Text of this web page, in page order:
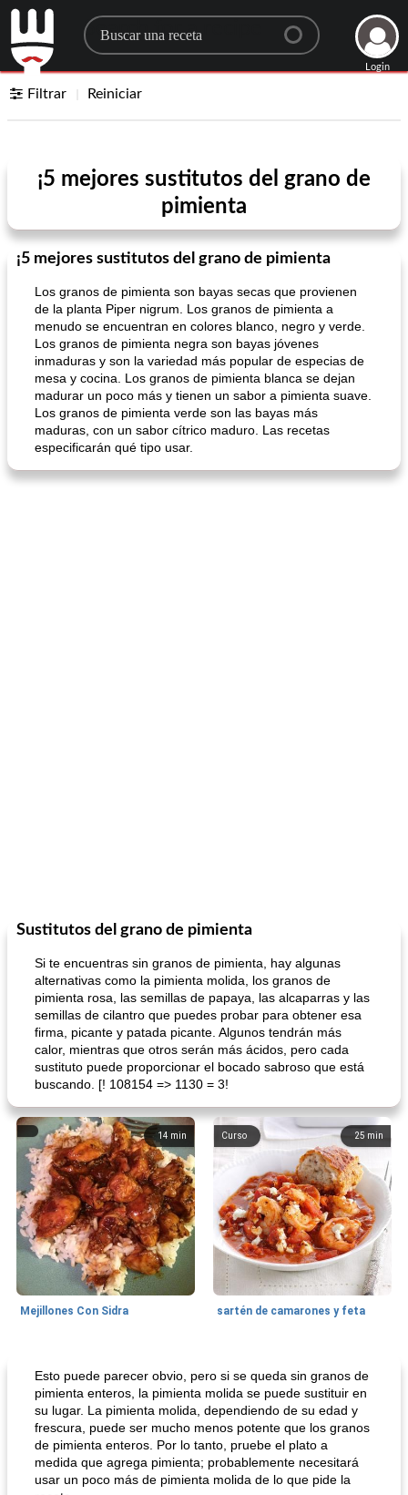
Search for a recipe
Login
Filtrar Reiniciar
¡5 mejores sustitutos del grano de
pimienta
¡5 mejores sustitutos del grano de pimienta
Los granos de pimienta son bayas secas que provienen
de la planta Piper nigrum. Los granos de pimienta a
menudo se encuentran en colores blanco, negro y verde.
Los granos de pimienta negra son bayas jóvenes
inmaduras y son la variedad más popular de especias de
mesa y cocina. Los granos de pimienta blanca se dejan
madurar un poco más y tienen un sabor a pimienta suave.
Los granos de pimienta verde son las bayas más
maduras, con un sabor cítrico maduro. Las recetas
especificarán qué tipo usar.
Sustitutos del grano de pimienta
Si te encuentras sin granos de pimienta, hay algunas
alternativas como la pimienta molida, los granos de
pimienta rosa, las semillas de papaya, las alcaparras y las
semillas de cilantro que puedes probar para obtener esa
firma, picante y patada picante. Algunos tendrán más
calor, mientras que otros serán más ácidos, pero cada
sustituto puede proporcionar el bocado sabroso que está
buscando. [! 108154 => 1130 = 3!
14 min
Mejillones Con Sidra
25 min
Curso
sartén de camarones y feta
Esto puede parecer obvio, pero si se queda sin granos de
pimienta enteros, la pimienta molida se puede sustituir en
su lugar. La pimienta molida, dependiendo de su edad y
frescura, puede ser mucho menos potente que los granos
de pimienta enteros. Por lo tanto, pruebe el plato a
medida que agrega pimienta; probablemente necesitará
usar un poco más de pimienta molida de lo que pide la